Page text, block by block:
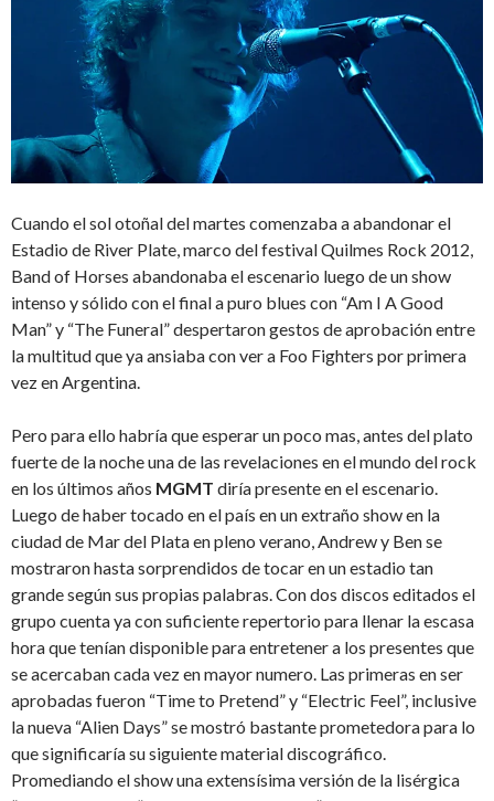
Cuando el sol otoñal del martes comenzaba a abandonar el
Estadio de River Plate, marco del festival Quilmes Rock 2012,
Band of Horses abandonaba el escenario luego de un show
intenso y sólido con el final a puro blues con “Am I A Good
Man” y “The Funeral” despertaron gestos de aprobación entre
la multitud que ya ansiaba con ver a Foo Fighters por primera
vez en Argentina.
Pero para ello habría que esperar un poco mas, antes del plato
fuerte de la noche una de las revelaciones en el mundo del rock
en los últimos años MGMT diría presente en el escenario.
Luego de haber tocado en el país en un extraño show en la
ciudad de Mar del Plata en pleno verano, Andrew y Ben se
mostraron hasta sorprendidos de tocar en un estadio tan
grande según sus propias palabras. Con dos discos editados el
grupo cuenta ya con suficiente repertorio para llenar la escasa
hora que tenían disponible para entretener a los presentes que
se acercaban cada vez en mayor numero. Las primeras en ser
aprobadas fueron “Time to Pretend” y “Electric Feel”, inclusive
la nueva “Alien Days” se mostró bastante prometedora para lo
que significaría su siguiente material discográfico.
Promediando el show una extensísima versión de la lisérgica